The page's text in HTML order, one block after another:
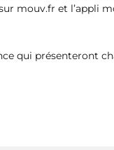
mouv.fr et l’appli
qui présenteront